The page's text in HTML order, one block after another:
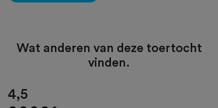
Wat anderen van deze toertocht
vinden.
4,5